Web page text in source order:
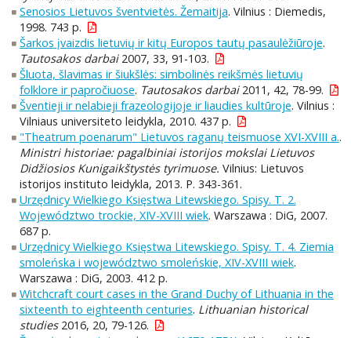
Senosios Lietuvos šventvietės. Žemaitija. Vilnius : Diemedis,
1998. 743 p.
Šarkos įvaizdis lietuvių ir kitų Europos tautų pasaulėžiūroje.
Tautosakos darbai2007, 33, 91-103.
Šluota, šlavimas ir šiukšlės: simbolinės reikšmės lietuvių
folklore ir papročiuose. Tautosakos darbai2011, 42, 78-99.
Šventieji ir nelabieji frazeologijoje ir liaudies kultūroje. Vilnius :
Vilniaus universiteto leidykla, 2010. 437 p.
"Theatrum poenarum" Lietuvos raganų teismuose XVI-XVIII a..
Ministri historiae: pagalbiniai istorijos mokslai Lietuvos
Didžiosios Kunigaikštystės tyrimuose. Vilnius: Lietuvos
istorijos instituto leidykla, 2013. P. 343-361.
Urzędnicy Wielkiego Księstwa Litewskiego. Spisy. T. 2.
Województwo trockie, XIV-XVIII wiek. Warszawa : DiG, 2007.
687 p.
Urzędnicy Wielkiego Księstwa Litewskiego. Spisy. T. 4. Ziemia
smoleńska i województwo smoleńskie, XIV-XVIII wiek.
Warszawa : DiG, 2003. 412 p.
Witchcraft court cases in the Grand Duchy of Lithuania in the
sixteenth to eighteenth centuries. Lithuanian historical
studies2016, 20, 79-126.